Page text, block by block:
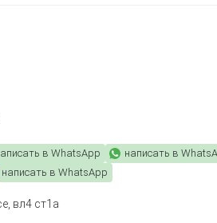
в WhatsApp написать в
написать в WhatsApp
вл4 ст1а